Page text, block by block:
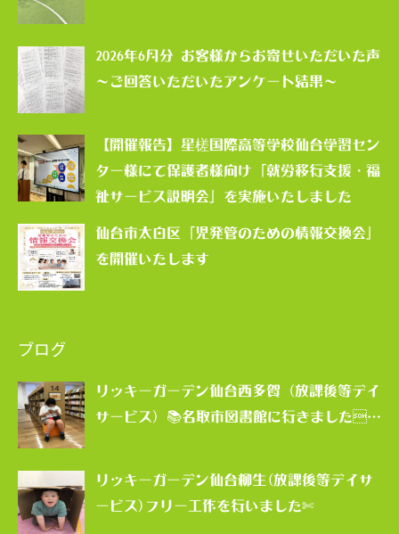
2026年6月分 お客様からお寄せいただいた声
～ご回答いただいたアンケート結果～
【開催報告】星槎国際高等学校仙台学習セン
ター様にて保護者様向け「就労移行支援・福
祉サービス説明会」を実施いたしました
仙台市太白区「児発管のための情報交換会」
を開催いたします
ブログ
リッキーガーデン仙台西多賀（放課後等デイ
サービス）📚名取市図書館に行きました…
リッキーガーデン仙台柳生(放課後等デイサ
ービス)フリー工作を行いました✄